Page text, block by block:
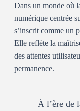
Dans un monde où
numérique centrée
s’inscrit comme un
Elle reflète la
des attentes
permanence.
À l’ère de